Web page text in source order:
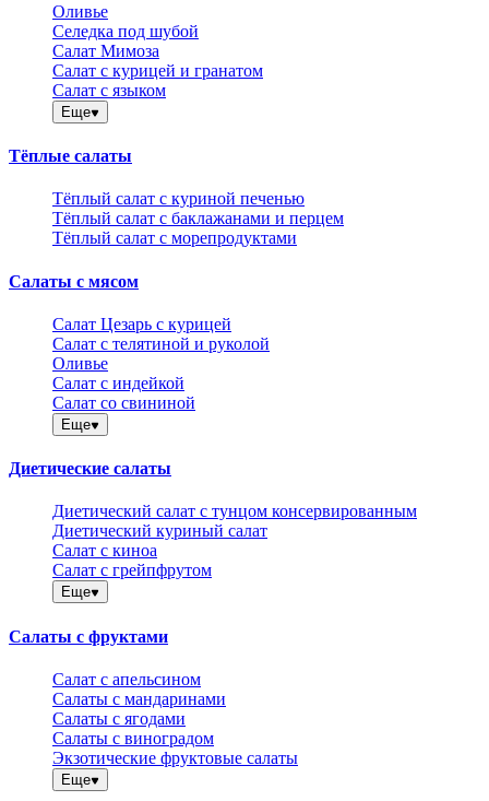
Оливье
Селедка под шубой
Салат Мимоза
Салат с курицей и гранатом
Салат с языком
Еще
Тёплые салаты
Тёплый салат с куриной печенью
Тёплый салат с баклажанами и перцем
Тёплый салат с морепродуктами
Салаты с мясом
Салат Цезарь с курицей
Салат с телятиной и руколой
Оливье
Салат с индейкой
Салат со свининой
Еще
Диетические салаты
Диетический салат с тунцом консервированным
Диетический куриный салат
Салат с киноа
Салат с грейпфрутом
Еще
Салаты с фруктами
Салат с апельсином
Салаты с мандаринами
Салаты с ягодами
Салаты с виноградом
Экзотические фруктовые салаты
Еще